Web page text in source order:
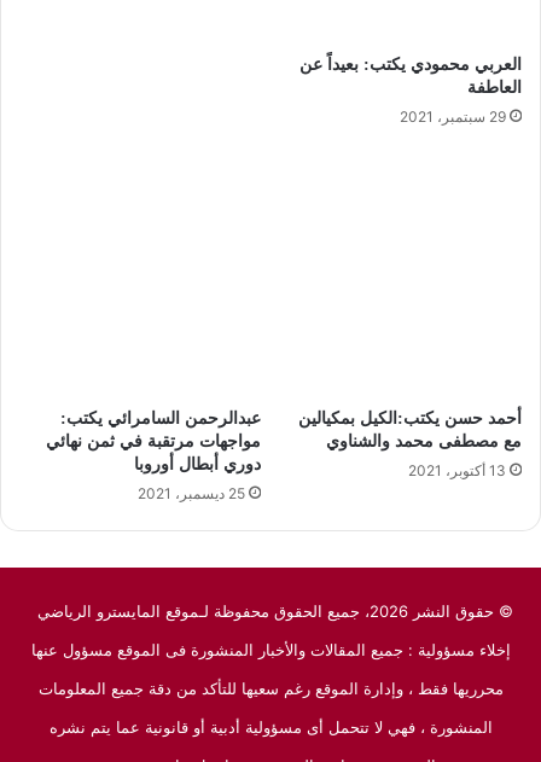
العربي محمودي يكتب: بعيداً عن
العاطفة
29 سبتمبر، 2021
أحمد حسن يكتب:الكيل بمكيالين
مع مصطفى محمد والشناوي
13 أكتوبر، 2021
عبدالرحمن السامرائي يكتب:
مواجهات مرتقبة في ثمن نهائي
دوري أبطال أوروبا
25 ديسمبر، 2021
© حقوق النشر 2026، جميع الحقوق محفوظة لـموقع المايسترو الرياضي
إخلاء مسؤولية : جميع المقالات والأخبار المنشورة فى الموقع مسؤول عنها
محرريها فقط ، وإدارة الموقع رغم سعيها للتأكد من دقة جميع المعلومات
المنشورة ، فهي لا تتحمل أى مسؤولية أدبية أو قانونية عما يتم نشره